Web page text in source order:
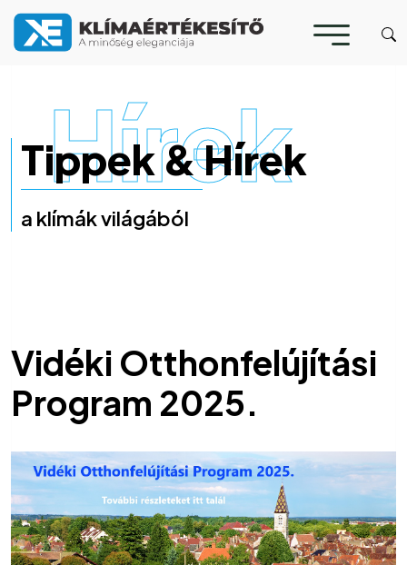
Hírek
Tippek & Hírek
a klímák világából
Vidéki Otthonfelújítási
Program 2025.